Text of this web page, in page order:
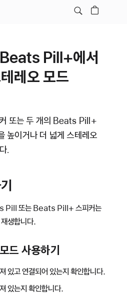
Pill+에서
레오 모드
또는 두 개의 Beats Pill+
높이거나 더 넓게 스테레오
.
Pill 또는 Beats Pill+ 스피커는
생합니다.
드 사용하기
고 연결되어 있는지 확인합니다.
있는지 확인합니다.